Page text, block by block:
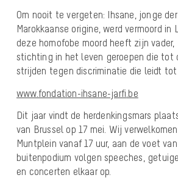
Om nooit te vergeten: Ihsane, jonge
Marokkaanse origine, werd vermoord in
deze homofobe moord heeft zijn vader,
stichting in het leven geroepen die tot
strijden tegen discriminatie die leidt
www.fondation-ihsane-jarfi.be
Dit jaar vindt de herdenkingsmars
van Brussel op 17 mei. Wij
Muntplein vanaf 17 uur, aan de voet
buitenpodium volgen speeches,
en concerten elkaar op.